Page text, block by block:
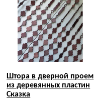
Штора в дверной проем
из деревянных пластин
Сказка